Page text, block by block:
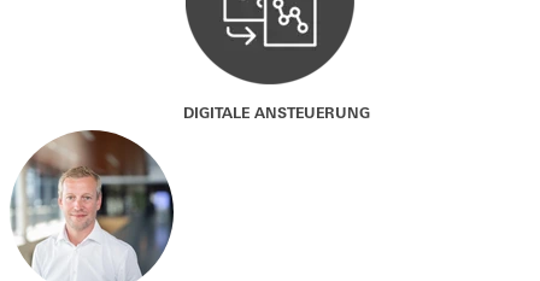
DIGITALE ANSTEUERUNG